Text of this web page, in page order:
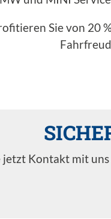
Sie von 20
jetzt Kontakt mit